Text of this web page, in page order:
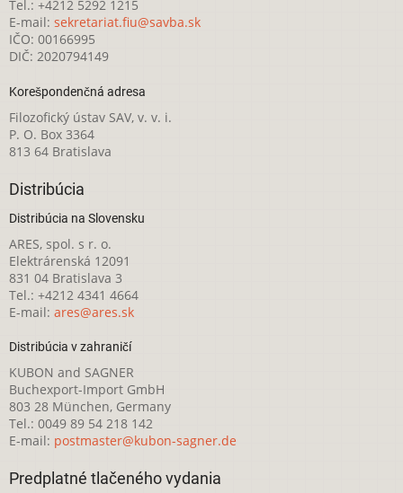
Tel.: +4212 5292 1215
E-mail: sekretariat.fiu@savba.sk
IČO: 00166995
DIČ: 2020794149
Korešpondenčná adresa
Filozofický ústav SAV, v. v. i.
P. O. Box 3364
813 64 Bratislava
Distribúcia
Distribúcia na Slovensku
ARES, spol. s r. o.
Elektrárenská 12091
831 04 Bratislava 3
Tel.: +4212 4341 4664
E-mail: ares@ares.sk
Distribúcia v zahraničí
KUBON and SAGNER
Buchexport-Import GmbH
803 28 München, Germany
Tel.: 0049 89 54 218 142
E-mail: postmaster@kubon-sagner.de
Predplatné tlačeného vydania